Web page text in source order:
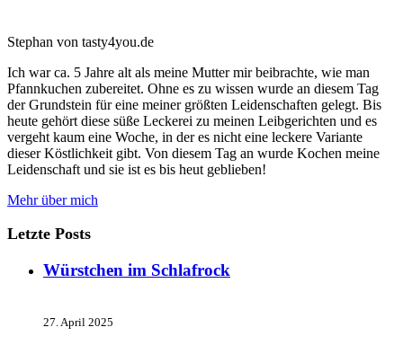
Stephan von tasty4you.de
Ich war ca. 5 Jahre alt als meine Mutter mir beibrachte, wie man
Pfannkuchen zubereitet. Ohne es zu wissen wurde an diesem Tag
der Grundstein für eine meiner größten Leidenschaften gelegt. Bis
heute gehört diese süße Leckerei zu meinen Leibgerichten und es
vergeht kaum eine Woche, in der es nicht eine leckere Variante
dieser Köstlichkeit gibt. Von diesem Tag an wurde Kochen meine
Leidenschaft und sie ist es bis heut geblieben!
Mehr über mich
Letzte Posts
Würstchen im Schlafrock
27. April 2025